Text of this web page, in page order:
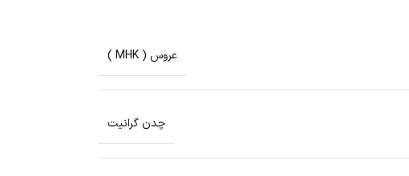
عروس ( MHK )
چدن گرانیت